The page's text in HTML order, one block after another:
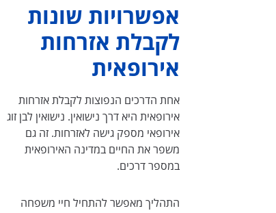
אפשרויות שונות
לקבלת אזרחות
אירופאית
אחת הדרכים הנפוצות לקבלת אזרחות
אירופאית היא דרך נישואין. נישואין לבן זוג
אירופאי מספק גישה לאזרחות. זה גם
משפר את החיים במדינה האירופאית
במספר דרכים.
התהליך מאפשר להתחיל חיי משפחה